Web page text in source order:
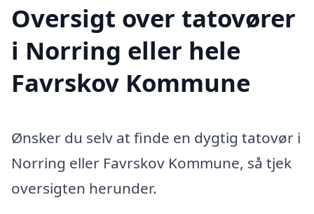
Oversigt over tatovører
i Norring eller hele
Favrskov Kommune
Ønsker du selv at finde en dygtig tatovør i
Norring eller Favrskov Kommune, så tjek
oversigten herunder.